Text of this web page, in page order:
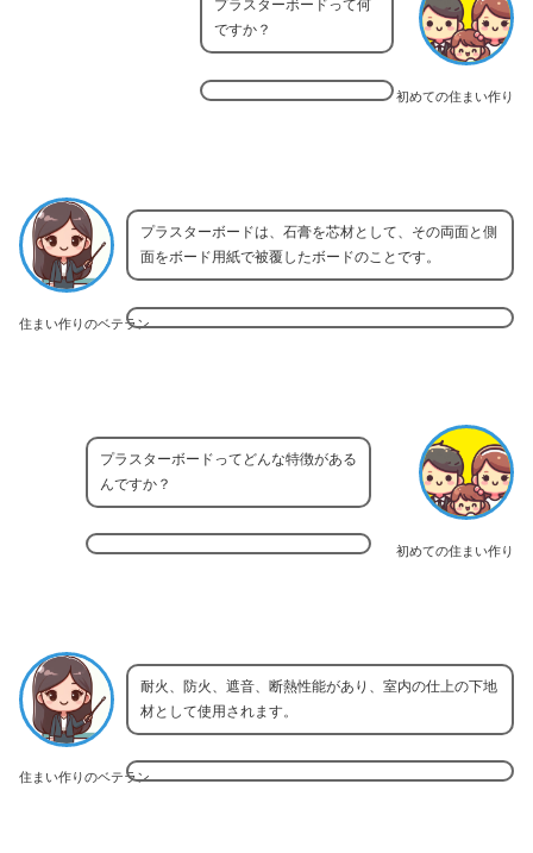
初めての住まい作り
プラスターボードって何
ですか？
住まい作りのベテラン
プラスターボードは、石膏を芯材として、その両面と側
面をボード用紙で被覆したボードのことです。
初めての住まい作り
プラスターボードってどんな特徴がある
んですか？
住まい作りのベテラン
耐火、防火、遮音、断熱性能があり、室内の仕上の下地
材として使用されます。